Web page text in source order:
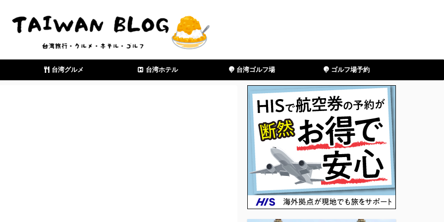
台湾グルメ 台湾ホテル 台湾ゴルフ場 ゴルフ場予約